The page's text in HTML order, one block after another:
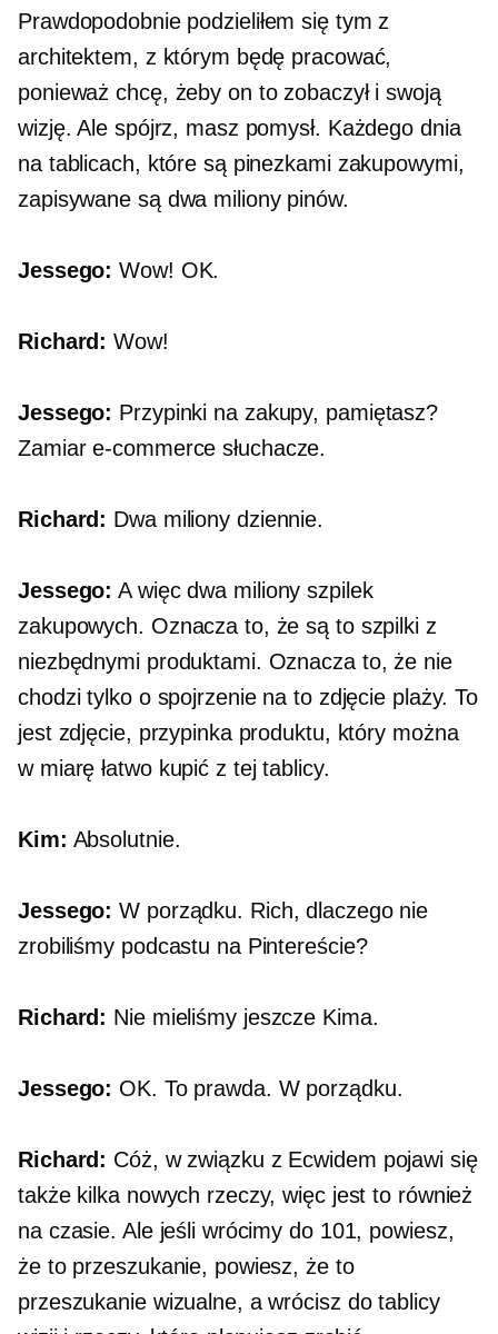
Prawdopodobnie podzieliłem się tym z
architektem, z którym będę pracować,
ponieważ chcę, żeby on to zobaczył i swoją
wizję. Ale spójrz, masz pomysł. Każdego dnia
na tablicach, które są pinezkami zakupowymi,
zapisywane są dwa miliony pinów.
Jessego: Wow! OK.
Richard: Wow!
Jessego: Przypinki na zakupy, pamiętasz?
Zamiare-commerce słuchacze.
Richard: Dwa miliony dziennie.
Jessego: A więc dwa miliony szpilek
zakupowych. Oznacza to, że są to szpilki z
niezbędnymi produktami. Oznacza to, że nie
chodzi tylko o spojrzenie na to zdjęcie plaży. To
jest zdjęcie, przypinka produktu, który można
w miarę łatwo kupić z tej tablicy.
Kim: Absolutnie.
Jessego: W porządku. Rich, dlaczego nie
zrobiliśmy podcastu na Pintereście?
Richard: Nie mieliśmy jeszcze Kima.
Jessego: OK. To prawda. W porządku.
Richard: Cóż, w związku z Ecwidem pojawi się
także kilka nowych rzeczy, więc jest to również
na czasie. Ale jeśli wrócimy do 101, powiesz,
że to przeszukanie, powiesz, że to
przeszukanie wizualne, a wrócisz do tablicy